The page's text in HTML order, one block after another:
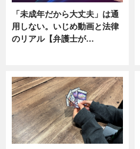
「未成年だから大丈夫」は通
用しない。いじめ動画と法律
のリアル【弁護士が…